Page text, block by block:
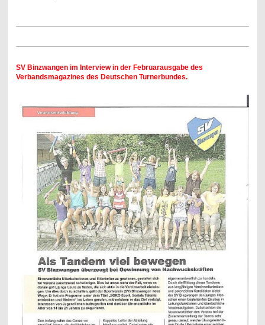
SV Binzwangen im Interview in der Februarausgabe des
Verbandsmagazines des Deutschen Turnerbundes.